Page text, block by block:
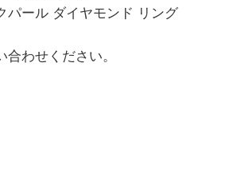
パール ダイヤモンド リング
わせください。